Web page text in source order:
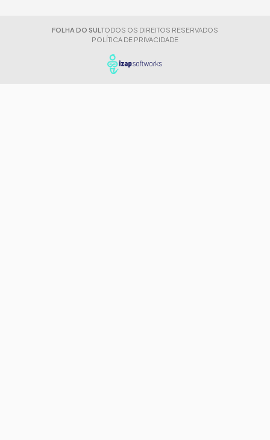
FOLHA DO SUL TODOS OS DIREITOS RESERVADOS
POLÍTICA DE PRIVACIDADE